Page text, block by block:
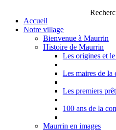
Accueil
Notre village
Bienvenue à Maurrin
Histoire de Maurrin
Les origines et
Les maires de la
Les premiers
100 ans de la
Maurrin en images